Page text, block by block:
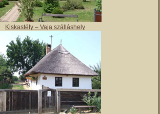
Múzeum Vay Ádám Muzeális Gyűjteménye